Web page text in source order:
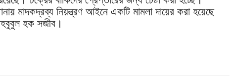
মাদকদ্রব্য নিয়ন্ত্রণ আইনে একটি মামলা দায়ের করা হয়েছে
হক সজীব।